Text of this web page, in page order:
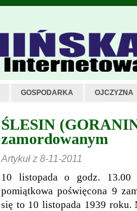
GOSPODARKA OJCZYZNA
ŚLESIN
zamordowanym
Artykuł z 8-11-2011
10 listopada o godz. 13.00
pomiątkowa poświęcona 9
się to 10 listopada 1939 roku.